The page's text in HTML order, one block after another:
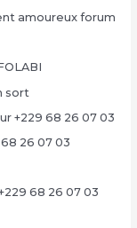
amoureux forum
sort
+229 68 26 07 03
26 07 03
68 26 07 03